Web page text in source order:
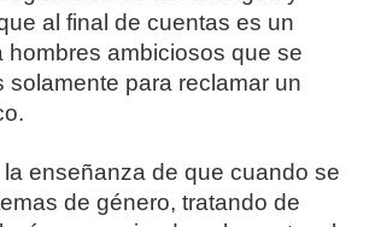
al final de cuentas es un
hombres ambiciosos que se
solamente para reclamar un
enseñanza de que cuando se
de género, tratando de